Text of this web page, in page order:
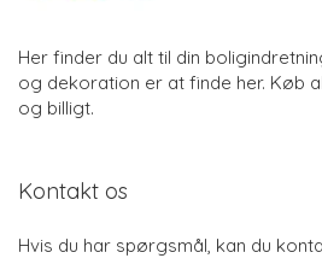
Her finder du alt til din
og dekoration er at finde her. Køb
og billigt.
Kontakt os
Hvis du har spørgsmål, kan du